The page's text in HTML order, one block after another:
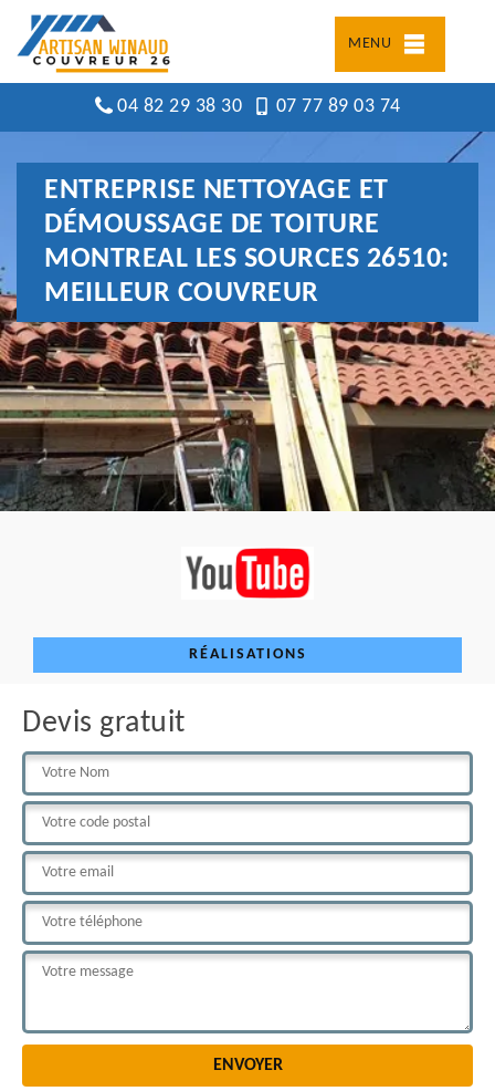
MENU
04 82 29 38 30 07 77 89 03 74
ENTREPRISE NETTOYAGE ET
DÉMOUSSAGE DE TOITURE
MONTREAL LES SOURCES 26510:
MEILLEUR COUVREUR
RÉALISATIONS
Devis gratuit